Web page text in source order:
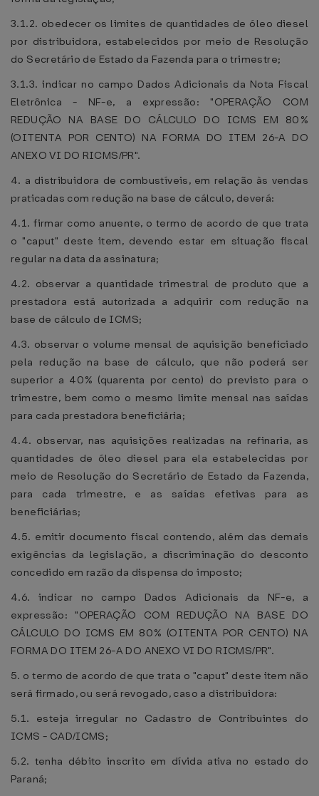
3.1.2. obedecer os limites de quantidades de óleo diesel
por distribuidora, estabelecidos por meio de Resolução
do Secretário de Estado da Fazenda para o trimestre;
3.1.3. indicar no campo Dados Adicionais da Nota Fiscal
Eletrônica - NF-e, a expressão: "OPERAÇÃO COM
REDUÇÃO NA BASE DO CÁLCULO DO ICMS EM 80%
(OITENTA POR CENTO) NA FORMA DO ITEM 26-A DO
ANEXO VI DO RICMS/PR".
4. a distribuidora de combustíveis, em relação às vendas
praticadas com redução na base de cálculo, deverá:
4.1. firmar como anuente, o termo de acordo de que trata
o "caput" deste item, devendo estar em situação fiscal
regular na data da assinatura;
4.2. observar a quantidade trimestral de produto que a
prestadora está autorizada a adquirir com redução na
base de cálculo de ICMS;
4.3. observar o volume mensal de aquisição beneficiado
pela redução na base de cálculo, que não poderá ser
superior a 40% (quarenta por cento) do previsto para o
trimestre, bem como o mesmo limite mensal nas saídas
para cada prestadora beneficiária;
4.4. observar, nas aquisições realizadas na refinaria, as
quantidades de óleo diesel para ela estabelecidas por
meio de Resolução do Secretário de Estado da Fazenda,
para cada trimestre, e as saídas efetivas para as
beneficiárias;
4.5. emitir documento fiscal contendo, além das demais
exigências da legislação, a discriminação do desconto
concedido em razão da dispensa do imposto;
4.6. indicar no campo Dados Adicionais da NF-e, a
expressão: "OPERAÇÃO COM REDUÇÃO NA BASE DO
CÁLCULO DO ICMS EM 80% (OITENTA POR CENTO) NA
FORMA DO ITEM 26-A DO ANEXO VI DO RICMS/PR".
5. o termo de acordo de que trata o "caput" deste item não
será firmado, ou será revogado, caso a distribuidora:
5.1. esteja irregular no Cadastro de Contribuintes do
ICMS - CAD/ICMS;
5.2. tenha débito inscrito em dívida ativa no estado do
Paraná;